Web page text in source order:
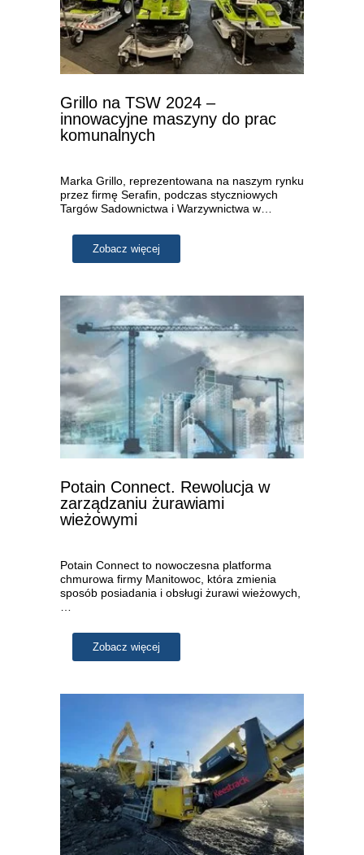
Grillo na TSW 2024 –
innowacyjne maszyny do prac
komunalnych
Marka Grillo, reprezentowana na naszym rynku
przez firmę Serafin, podczas styczniowych
Targów Sadownictwa i Warzywnictwa w…
Zobacz więcej
Potain Connect. Rewolucja w
zarządzaniu żurawiami
wieżowymi
Potain Connect to nowoczesna platforma
chmurowa firmy Manitowoc, która zmienia
sposób posiadania i obsługi żurawi wieżowych,
Zobacz więcej